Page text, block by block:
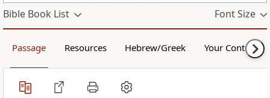
Bible Book List Font Size
Passage Resources Hebrew/Greek Your Content